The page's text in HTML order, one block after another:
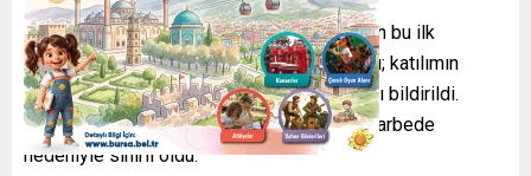
Mahkeme kararının ardından gerçekleştirilen bu ilk
mitingde beklenen kitlesel ilgi sağlanamadı; katılımın
yaklaşık bin 500–2 bin kişiarasında kaldığı bildirildi.
Programın etkisi, düşük katılım ve yaşanan arbede
nedeniyle sınırlı oldu.